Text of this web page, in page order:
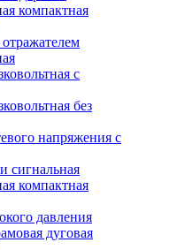
компактная
с
без
напряжения с
сигнальная
компактная
давления
дуговая